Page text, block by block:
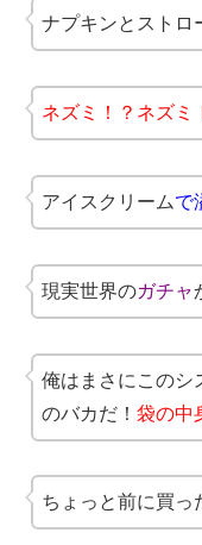
ナプキンとストロ
ネズミ！？ネズミ
アイスクリームで
現実世界のガチャ
俺はまさにこのシ
のバカだ！ 袋の中
ちょっと前に買っ